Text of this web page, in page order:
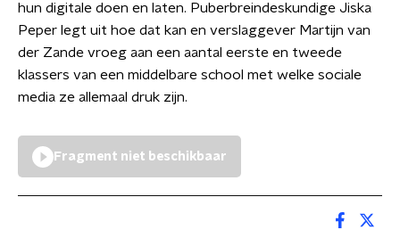
hun digitale doen en laten. Puberbreindeskundige Jiska
Peper legt uit hoe dat kan en verslaggever Martijn van
der Zande vroeg aan een aantal eerste en tweede
klassers van een middelbare school met welke sociale
media ze allemaal druk zijn.
Fragment niet beschikbaar